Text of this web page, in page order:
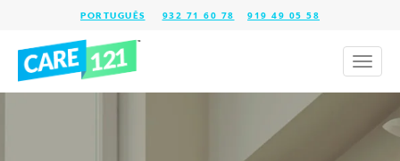
932 71 60 78 919 49 05 58
Toggle